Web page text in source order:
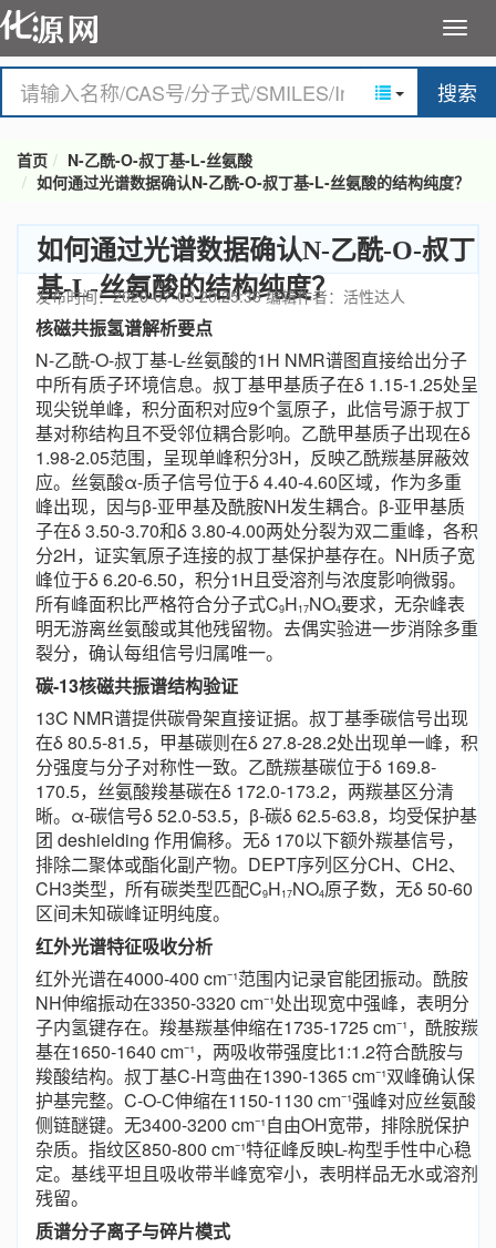
搜索
首页
N-乙酰-O-叔丁基-L-丝氨酸
如何通过光谱数据确认N-乙酰-O-叔丁基-L-丝氨酸的结构纯度？
如何通过光谱数据确认N-乙酰-O-叔丁
基-L-丝氨酸的结构纯度？
发布时间：2026-07-03 20:25:36 编辑作者：活性达人
核磁共振氢谱解析要点
N-乙酰-O-叔丁基-L-丝氨酸的1H NMR谱图直接给出分子
中所有质子环境信息。叔丁基甲基质子在δ 1.15-1.25处呈
现尖锐单峰，积分面积对应9个氢原子，此信号源于叔丁
基对称结构且不受邻位耦合影响。乙酰甲基质子出现在δ
1.98-2.05范围，呈现单峰积分3H，反映乙酰羰基屏蔽效
应。丝氨酸α-质子信号位于δ 4.40-4.60区域，作为多重
峰出现，因与β-亚甲基及酰胺NH发生耦合。β-亚甲基质
子在δ 3.50-3.70和δ 3.80-4.00两处分裂为双二重峰，各积
分2H，证实氧原子连接的叔丁基保护基存在。NH质子宽
峰位于δ 6.20-6.50，积分1H且受溶剂与浓度影响微弱。
所有峰面积比严格符合分子式C9H17NO4要求，无杂峰表
明无游离丝氨酸或其他残留物。去偶实验进一步消除多重
裂分，确认每组信号归属唯一。
碳-13核磁共振谱结构验证
13C NMR谱提供碳骨架直接证据。叔丁基季碳信号出现
在δ 80.5-81.5，甲基碳则在δ 27.8-28.2处出现单一峰，积
分强度与分子对称性一致。乙酰羰基碳位于δ 169.8-
170.5，丝氨酸羧基碳在δ 172.0-173.2，两羰基区分清
晰。α-碳信号δ 52.0-53.5，β-碳δ 62.5-63.8，均受保护基
团 deshielding 作用偏移。无δ 170以下额外羰基信号，
排除二聚体或酯化副产物。DEPT序列区分CH、CH2、
CH3类型，所有碳类型匹配C9H17NO4原子数，无δ 50-60
区间未知碳峰证明纯度。
红外光谱特征吸收分析
红外光谱在4000-400 cm⁻¹范围内记录官能团振动。酰胺
NH伸缩振动在3350-3320 cm⁻¹处出现宽中强峰，表明分
子内氢键存在。羧基羰基伸缩在1735-1725 cm⁻¹，酰胺羰
基在1650-1640 cm⁻¹，两吸收带强度比1:1.2符合酰胺与
羧酸结构。叔丁基C-H弯曲在1390-1365 cm⁻¹双峰确认保
护基完整。C-O-C伸缩在1150-1130 cm⁻¹强峰对应丝氨酸
侧链醚键。无3400-3200 cm⁻¹自由OH宽带，排除脱保护
杂质。指纹区850-800 cm⁻¹特征峰反映L-构型手性中心稳
定。基线平坦且吸收带半峰宽窄小，表明样品无水或溶剂
残留。
质谱分子离子与碎片模式